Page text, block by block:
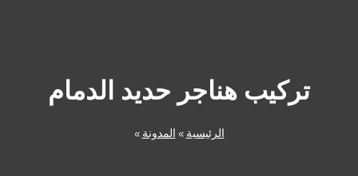
تركيب هناجر حديد الدمام
الرئيسية » المدونة »